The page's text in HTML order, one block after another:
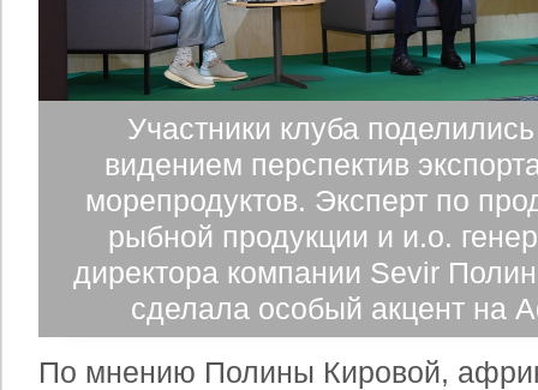
Участники клуба
видением перспектив
морепродуктов. Эксперт по
рыбной продукции и и.о.
директора компании Sevir
сделала особый акцент на
По мнению Полины Кировой,